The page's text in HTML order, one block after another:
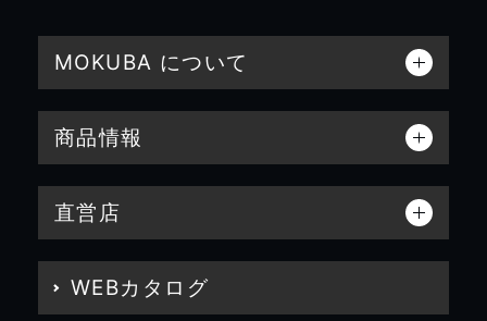
MOKUBA について
商品情報
直営店
WEBカタログ